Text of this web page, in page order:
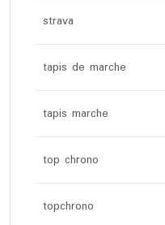
strava
tapis de marche
tapis marche
top chrono
topchrono